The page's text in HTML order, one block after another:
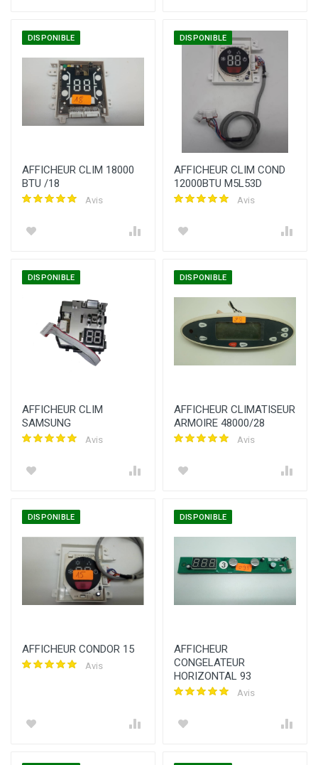
DISPONIBLE
AFFICHEUR CLIM 18000
BTU /18
Avis
DISPONIBLE
AFFICHEUR CLIM COND
12000BTU M5L53D
Avis
DISPONIBLE
AFFICHEUR CLIM
SAMSUNG
Avis
DISPONIBLE
AFFICHEUR CLIMATISEUR
ARMOIRE 48000/28
Avis
DISPONIBLE
AFFICHEUR CONDOR 15
Avis
DISPONIBLE
AFFICHEUR
CONGELATEUR
HORIZONTAL 93
Avis